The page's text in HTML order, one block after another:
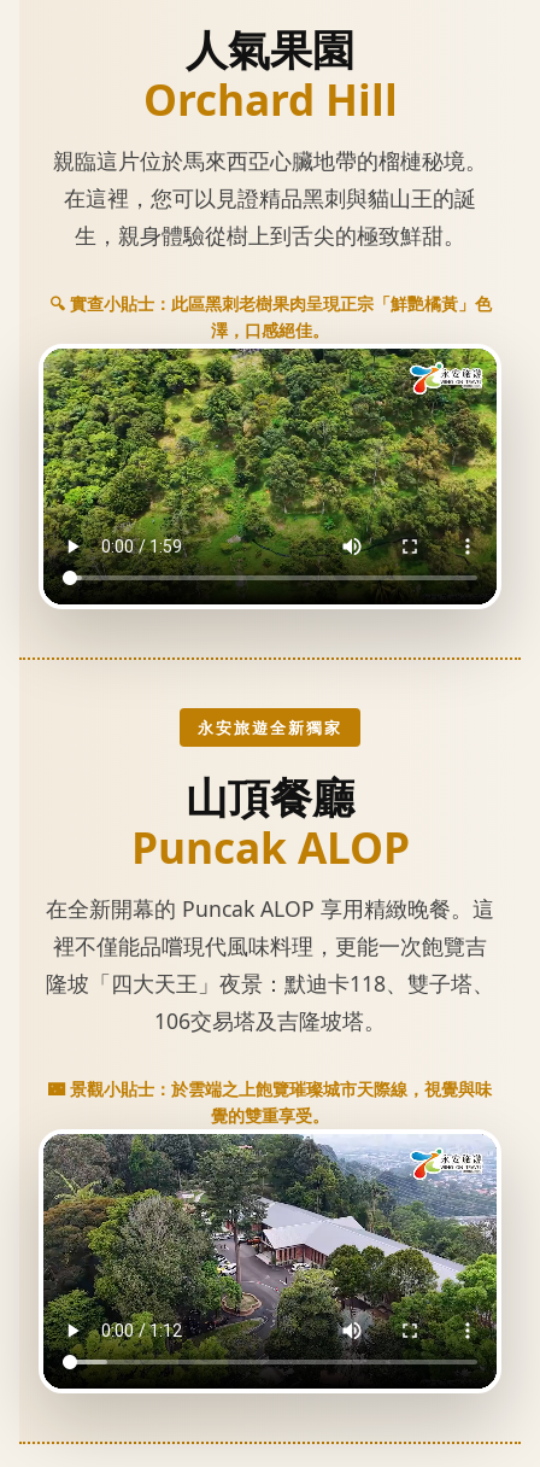
人氣果園
Orchard Hill
親臨這片位於馬來西亞心臟地帶的榴槤秘境。
在這裡，您可以見證精品黑刺與貓山王的誕
生，親身體驗從樹上到舌尖的極致鮮甜。
🔍 實查小貼士：此區黑刺老樹果肉呈現正宗「鮮艷橘黃」色
澤，口感絕佳。
永安旅遊全新獨家
山頂餐廳
Puncak ALOP
在全新開幕的 Puncak ALOP 享用精緻晚餐。這
裡不僅能品嚐現代風味料理，更能一次飽覽吉
隆坡「四大天王」夜景：默迪卡118、雙子塔、
106交易塔及吉隆坡塔。
🌃 景觀小貼士：於雲端之上飽覽璀璨城市天際線，視覺與味
覺的雙重享受。